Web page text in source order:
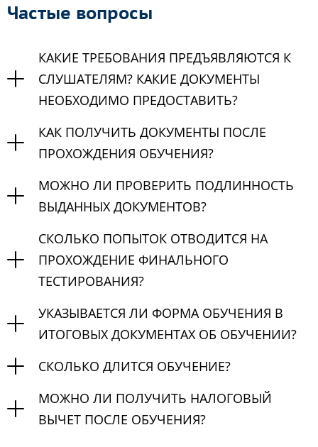
Частые вопросы
КАКИЕ ТРЕБОВАНИЯ ПРЕДЪЯВЛЯЮТСЯ К
СЛУШАТЕЛЯМ? КАКИЕ ДОКУМЕНТЫ
НЕОБХОДИМО ПРЕДОСТАВИТЬ?
КАК ПОЛУЧИТЬ ДОКУМЕНТЫ ПОСЛЕ
ПРОХОЖДЕНИЯ ОБУЧЕНИЯ?
МОЖНО ЛИ ПРОВЕРИТЬ ПОДЛИННОСТЬ
ВЫДАННЫХ ДОКУМЕНТОВ?
СКОЛЬКО ПОПЫТОК ОТВОДИТСЯ НА
ПРОХОЖДЕНИЕ ФИНАЛЬНОГО
ТЕСТИРОВАНИЯ?
УКАЗЫВАЕТСЯ ЛИ ФОРМА ОБУЧЕНИЯ В
ИТОГОВЫХ ДОКУМЕНТАХ ОБ ОБУЧЕНИИ?
СКОЛЬКО ДЛИТСЯ ОБУЧЕНИЕ?
МОЖНО ЛИ ПОЛУЧИТЬ НАЛОГОВЫЙ
ВЫЧЕТ ПОСЛЕ ОБУЧЕНИЯ?